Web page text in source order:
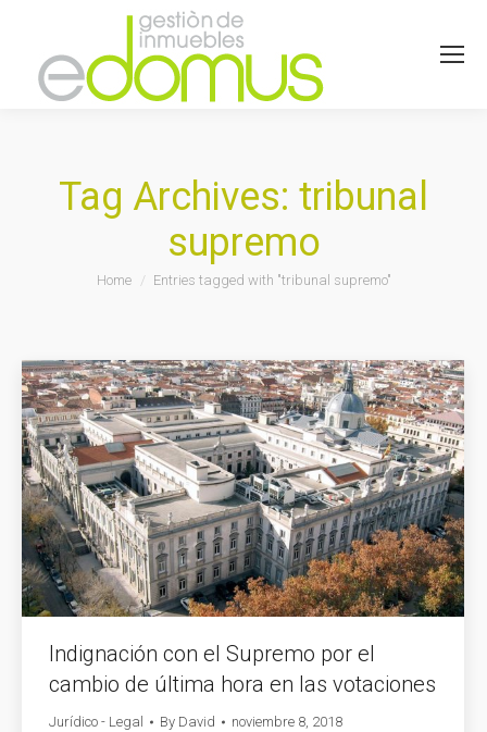
Tag Archives: tribunal
supremo
You are here:
Home Entries tagged with "tribunal supremo"
Indignación con el Supremo por el
cambio de última hora en las votaciones
Jurídico - Legal By David noviembre 8, 2018